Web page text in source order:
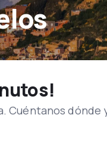
Cuéntanos dónde